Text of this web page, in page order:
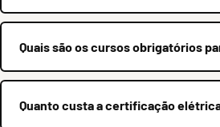
Quais são os cursos obrigatórios
Quanto custa a certificação